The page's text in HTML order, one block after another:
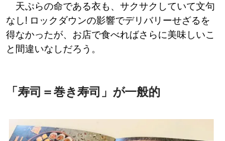
天ぷらの命である衣も、サクサクしていて文句
なし! ロックダウンの影響でデリバリーせざるを
得なかったが、お店で食べればさらに美味しいこ
と間違いなしだろう。
「寿司＝巻き寿司」が一般的